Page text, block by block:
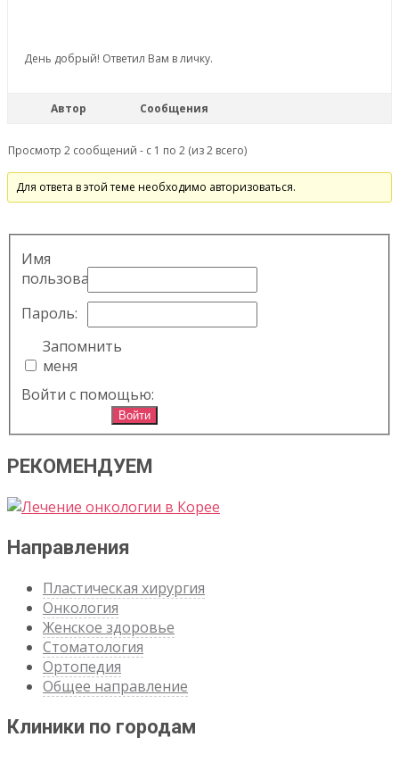
День добрый! Ответил Вам в личку.
Автор Сообщения
Просмотр 2 сообщений - с 1 по 2 (из 2 всего)
Для ответа в этой теме необходимо авторизоваться.
Имя
пользователя:
Пароль:
Запомнить
меня
Войти с помощью:
Войти
РЕКОМЕНДУЕМ
Направления
Пластическая хирургия
Онкология
Женское здоровье
Стоматология
Ортопедия
Общее направление
Клиники по городам